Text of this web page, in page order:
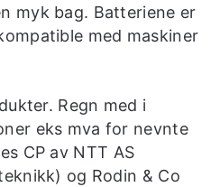
myk bag. Batteriene er
med maskiner
Regn med i
eks mva for nevnte
CP av NTT AS
og Rodin & Co